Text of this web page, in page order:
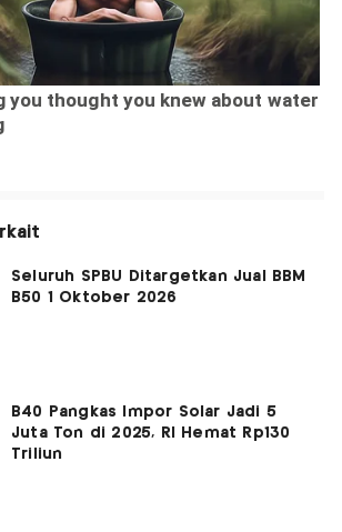
Seluruh SPBU Ditargetkan Jual BBM
B50 1 Oktober 2026
B40 Pangkas Impor Solar Jadi 5
Juta Ton di 2025, RI Hemat Rp130
Triliun